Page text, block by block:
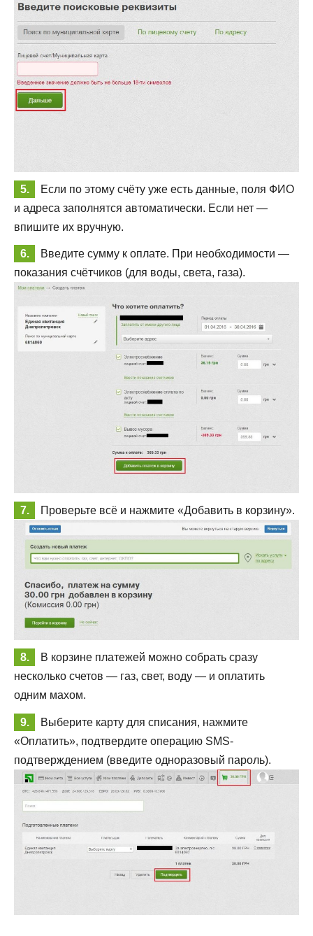
Если по этому счёту уже есть данные, поля ФИО
и адреса заполнятся автоматически. Если нет —
впишите их вручную.
Введите сумму к оплате. При необходимости —
показания счётчиков (для воды, света, газа).
Проверьте всё и нажмите «Добавить в корзину».
В корзине платежей можно собрать сразу
несколько счетов — газ, свет, воду — и оплатить
одним махом.
Выберите карту для списания, нажмите
«Оплатить», подтвердите операцию SMS-
подтверждением (введите одноразовый пароль).